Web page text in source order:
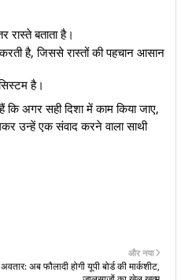
बताता है।
है, जिससे रास्तों की पहचान आसान
है।
अगर सही दिशा में काम किया जाए,
उन्हें एक संवाद करने वाला साथी
और नया
अब फौलादी होगी यूपी बोर्ड की मार्कशीट,